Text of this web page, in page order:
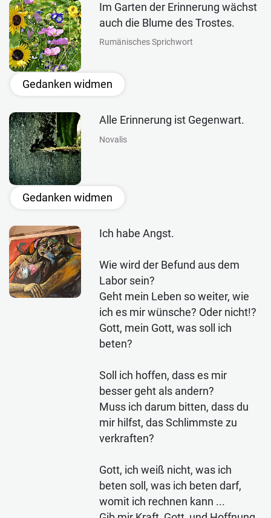
Im Garten der Erinnerung wächst
auch die Blume des Trostes.
Rumänisches Sprichwort
Gedanken widmen
Alle Erinnerung ist Gegenwart.
Novalis
Gedanken widmen
Ich habe Angst.
Wie wird der Befund aus dem
Labor sein?
Geht mein Leben so weiter, wie
ich es mir wünsche? Oder nicht!?
Gott, mein Gott, was soll ich
beten?
Soll ich hoffen, dass es mir
besser geht als andern?
Muss ich darum bitten, dass du
mir hilfst, das Schlimmste zu
verkraften?
Gott, ich weiß nicht, was ich
beten soll, was ich beten darf,
womit ich rechnen kann ...